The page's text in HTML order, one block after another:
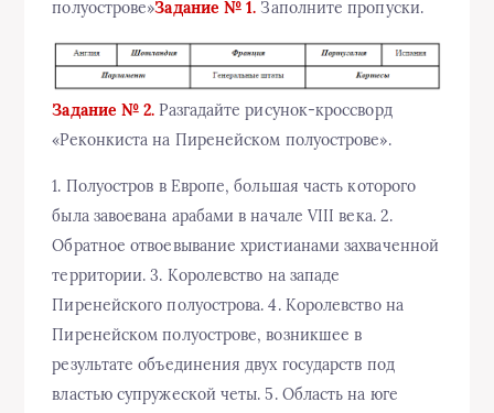
полуострове»Задание № 1. Заполните пропуски.
Задание № 2. Разгадайте рисунок-кроссворд
«Реконкиста на Пиренейском полуострове».
1. Полуостров в Европе, большая часть которого
была завоевана арабами в начале VIII века. 2.
Обратное отвоевывание христианами захваченной
территории. 3. Королевство на западе
Пиренейского полуострова. 4. Королевство на
Пиренейском полуострове, возникшее в
результате объединения двух государств под
властью супружеской четы. 5. Область на юге